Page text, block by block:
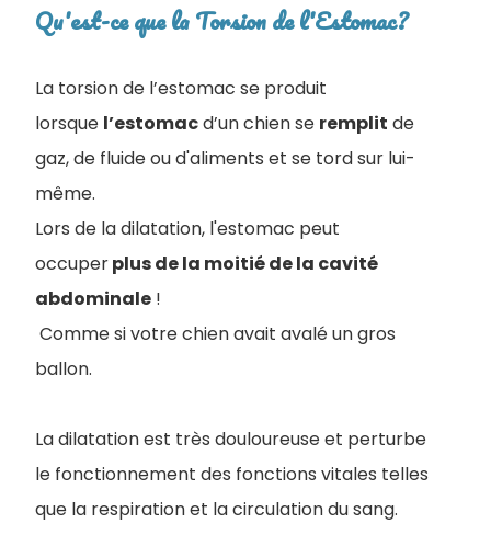
Qu'est-ce que la Torsion de l'Estomac?
La torsion de l’estomac se produit
lorsque l’estomacd’un chien se remplit de
gaz, de fluide ou d'aliments et se tord sur lui-
même.
Lors de la dilatation, l'estomac peut
occuperplus de la moitié de la cavité
abdominale !
Comme si votre chien avait avalé un gros
ballon.
La dilatation est très douloureuse et perturbe
le fonctionnement des fonctions vitales telles
que la respiration et la circulation du sang.